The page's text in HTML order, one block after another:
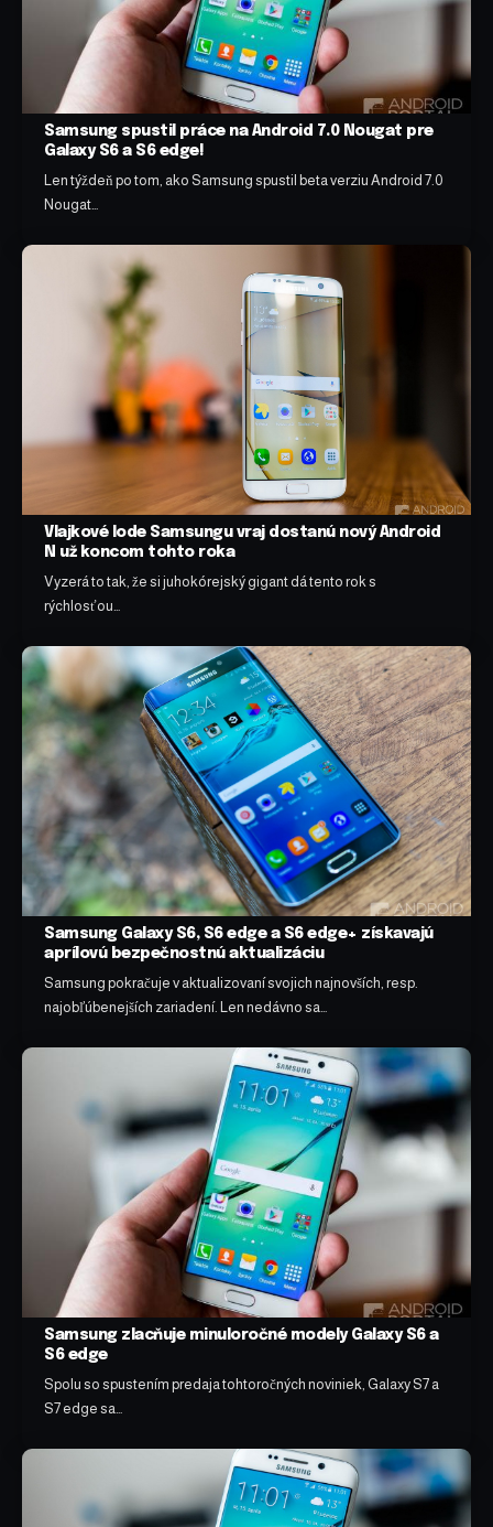
Samsung spustil práce na Android 7.0 Nougat pre
Galaxy S6 a S6 edge!
Len týždeň po tom, ako Samsung spustil beta verziu Android 7.0
Nougat…
Vlajkové lode Samsungu vraj dostanú nový Android
N už koncom tohto roka
Vyzerá to tak, že si juhokórejský gigant dá tento rok s
rýchlosťou…
Samsung Galaxy S6, S6 edge a S6 edge+ získavajú
aprílovú bezpečnostnú aktualizáciu
Samsung pokračuje v aktualizovaní svojich najnovších, resp.
najobľúbenejších zariadení. Len nedávno sa…
Samsung zlacňuje minuloročné modely Galaxy S6 a
S6 edge
Spolu so spustením predaja tohtoročných noviniek, Galaxy S7 a
S7 edge sa…